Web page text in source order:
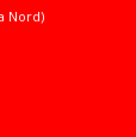
Nord)